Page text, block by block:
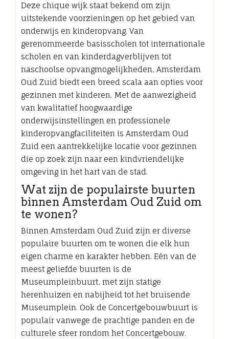
Deze chique wijk staat bekend om zijn
uitstekende voorzieningen op het gebied van
onderwijs en kinderopvang. Van
gerenommeerde basisscholen tot internationale
scholen en van kinderdagverblijven tot
naschoolse opvangmogelijkheden, Amsterdam
Oud Zuid biedt een breed scala aan opties voor
gezinnen met kinderen. Met de aanwezigheid
van kwalitatief hoogwaardige
onderwijsinstellingen en professionele
kinderopvangfaciliteiten is Amsterdam Oud
Zuid een aantrekkelijke locatie voor gezinnen
die op zoek zijn naar een kindvriendelijke
omgeving in het hart van de stad.
Wat zijn de populairste buurten
binnen Amsterdam Oud Zuid om
te wonen?
Binnen Amsterdam Oud Zuid zijn er diverse
populaire buurten om te wonen die elk hun
eigen charme en karakter hebben. Eén van de
meest geliefde buurten is de
Museumpleinbuurt, met zijn statige
herenhuizen en nabijheid tot het bruisende
Museumplein. Ook de Concertgebouwbuurt is
populair vanwege de prachtige panden en de
culturele sfeer rondom het Concertgebouw.